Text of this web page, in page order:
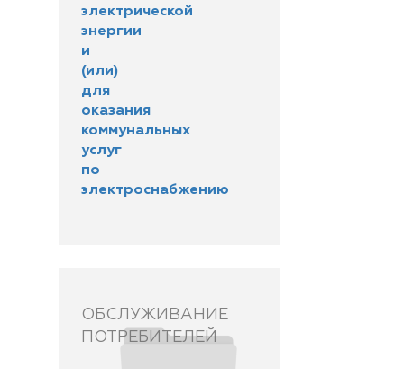
электрической
энергии
и
(или)
для
оказания
коммунальных
услуг
по
электроснабжению
ОБСЛУЖИВАНИЕ
ПОТРЕБИТЕЛЕЙ